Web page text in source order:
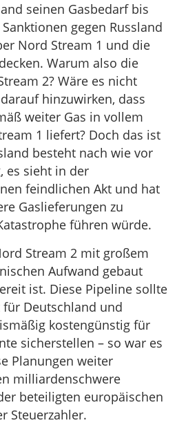
seinen Gasbedarf bis
gegen Russland
Nord Stream 1 und die
Warum also die
2? Wäre es nicht
hinzuwirken, dass
weiter Gas in vollem
1 liefert? Doch das ist
besteht nach wie vor
es sieht in der
feindlichen Akt und hat
Gaslieferungen zu
führen würde.
Stream 2 mit großem
Aufwand gebaut
ist. Diese Pipeline sollte
Deutschland und
kostengünstig für
sicherstellen – so war es
Planungen weiter
milliardenschwere
beteiligten europäischen
Steuerzahler.